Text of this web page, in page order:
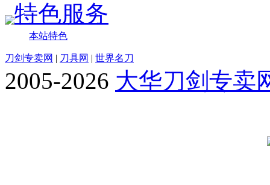
特色服务
本站特色
刀剑专卖网 | 刀具网 | 世界名刀
2005-2026 大华刀剑专卖